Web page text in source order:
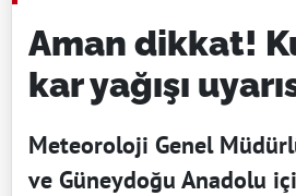
Aman dikkat!
kar yağışı
Meteoroloji Genel
ve Güneydoğu Anadolu